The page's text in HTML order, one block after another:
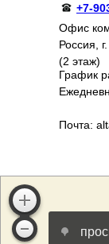
+7-
Почта:
Офис
Россия,
(2 этаж)
График